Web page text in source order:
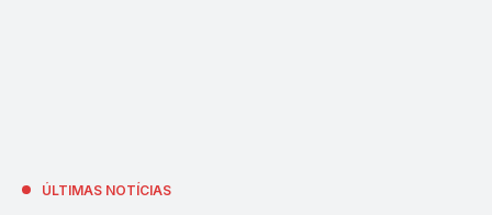
ÚLTIMAS NOTÍCIAS